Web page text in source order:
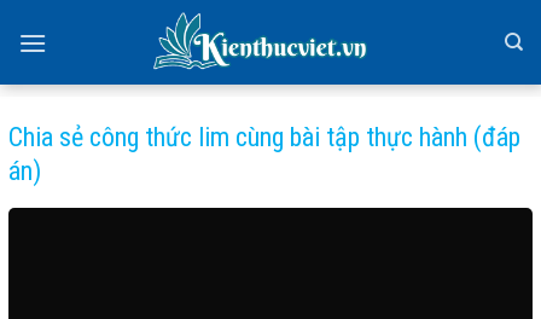
Chia sẻ công thức lim cùng bài tập thực hành (đáp
án)